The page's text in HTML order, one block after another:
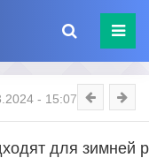
- 15:07
для зимней